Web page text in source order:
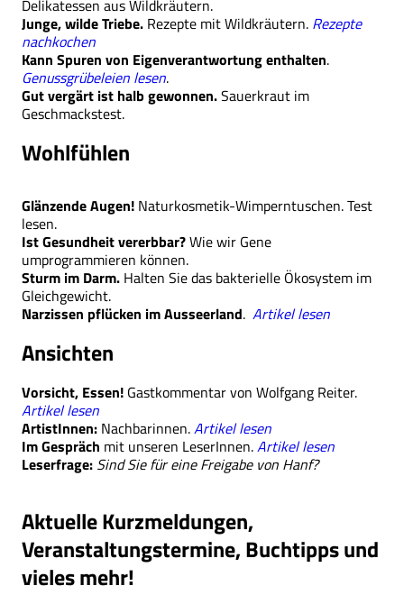
Delikatessen aus Wildkräutern.
Junge, wilde Triebe. Rezepte mit Wildkräutern. Rezepte
nachkochen
Kann Spuren von Eigenverantwortung enthalten.
Genussgrübeleien lesen.
Gut vergärt ist halb gewonnen.Sauerkraut im
Geschmackstest.
Wohlfühlen
Glänzende Augen! Naturkosmetik-Wimperntuschen. Test
lesen.
Ist Gesundheit vererbbar?Wie wir Gene
umprogrammieren können.
Sturm im Darm. Halten Sie das bakterielle Ökosystem im
Gleichgewicht.
Narzissen pflücken im Ausseerland. Artikel lesen
Ansichten
Vorsicht, Essen! Gastkommentar von Wolfgang Reiter.
Artikel lesen
ArtistInnen: Nachbarinnen.Artikel lesen
Im Gespräch mit unseren LeserInnen.Artikel lesen
Leserfrage: Sind Sie für eine Freigabe von Hanf?
Aktuelle Kurzmeldungen,
Veranstaltungstermine, Buchtipps und
vieles mehr!